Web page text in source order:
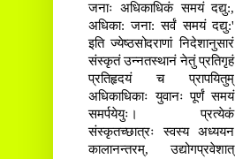
जनाः अधिकाधिकं समयं दद्यु:,
अधिका: जना: सर्वं समयं दद्यु:'
इति ज्येष्ठसोदराणां निदेशानुसारं
संस्कृतं उन्नतस्थानं नेतुं प्रतिगृहं
प्रतिहृदयं च प्रापयितुम्
अधिकाधिकाः युवानः पूर्णं समयं
समर्पयेयुः। प्रत्येकं
संस्कृतच्छात्रः स्वस्य अध्ययन
कालानन्तरम्, उद्योगप्रवेशात्